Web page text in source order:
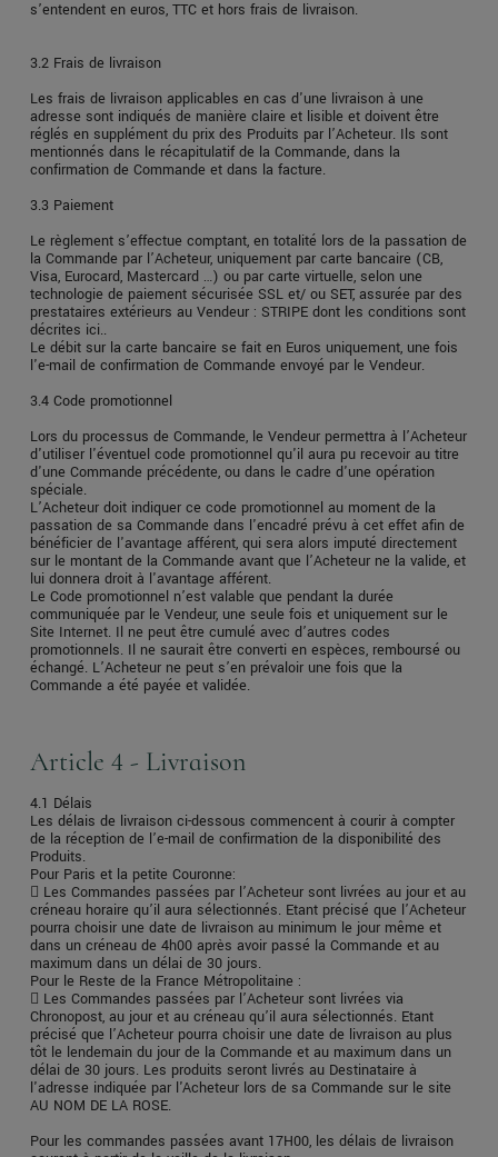
s’entendent en euros, TTC et hors frais de livraison.
3.2 Frais de livraison
Les frais de livraison applicables en cas d'une livraison à une
adresse sont indiqués de manière claire et lisible et doivent être
réglés en supplément du prix des Produits par l’Acheteur. Ils sont
mentionnés dans le récapitulatif de la Commande, dans la
confirmation de Commande et dans la facture.
3.3 Paiement
Le règlement s’effectue comptant, en totalité lors de la passation de
la Commande par l’Acheteur, uniquement par carte bancaire (CB,
Visa, Eurocard, Mastercard …) ou par carte virtuelle, selon une
technologie de paiement sécurisée SSL et/ ou SET, assurée par des
prestataires extérieurs au Vendeur : STRIPE dont les conditions sont
décrites ici..
Le débit sur la carte bancaire se fait en Euros uniquement, une fois
l'e-mail de confirmation de Commande envoyé par le Vendeur.
3.4 Code promotionnel
Lors du processus de Commande, le Vendeur permettra à l’Acheteur
d'utiliser l'éventuel code promotionnel qu'il aura pu recevoir au titre
d'une Commande précédente, ou dans le cadre d'une opération
spéciale.
L’Acheteur doit indiquer ce code promotionnel au moment de la
passation de sa Commande dans l'encadré prévu à cet effet afin de
bénéficier de l'avantage afférent, qui sera alors imputé directement
sur le montant de la Commande avant que l’Acheteur ne la valide, et
lui donnera droit à l'avantage afférent.
Le Code promotionnel n’est valable que pendant la durée
communiquée par le Vendeur, une seule fois et uniquement sur le
Site Internet. Il ne peut être cumulé avec d’autres codes
promotionnels. Il ne saurait être converti en espèces, remboursé ou
échangé. L’Acheteur ne peut s’en prévaloir une fois que la
Commande a été payée et validée.
Article 4 - Livraison
4.1 Délais
Les délais de livraison ci-dessous commencent à courir à compter
de la réception de l’e-mail de confirmation de la disponibilité des
Produits.
Pour Paris et la petite Couronne:
 Les Commandes passées par l’Acheteur sont livrées au jour et au
créneau horaire qu’il aura sélectionnés. Etant précisé que l’Acheteur
pourra choisir une date de livraison au minimum le jour même et
dans un créneau de 4h00 après avoir passé la Commande et au
maximum dans un délai de 30 jours.
Pour le Reste de la France Métropolitaine :
 Les Commandes passées par l’Acheteur sont livrées via
Chronopost, au jour et au créneau qu’il aura sélectionnés. Etant
précisé que l’Acheteur pourra choisir une date de livraison au plus
tôt le lendemain du jour de la Commande et au maximum dans un
délai de 30 jours. Les produits seront livrés au Destinataire à
l'adresse indiquée par l'Acheteur lors de sa Commande sur le site
AU NOM DE LA ROSE.
Pour les commandes passées avant 17H00, les délais de livraison